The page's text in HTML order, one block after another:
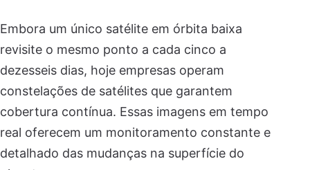
Embora um único satélite em órbita baixa
revisite o mesmo ponto a cada cinco a
dezesseis dias, hoje empresas operam
constelações de satélites que garantem
cobertura contínua. Essas imagens em tempo
real oferecem um monitoramento constante e
detalhado das mudanças na superfície do